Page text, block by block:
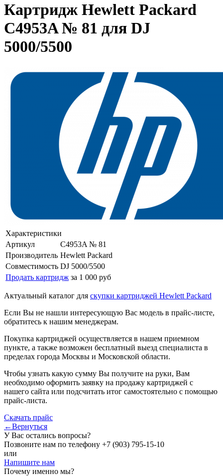
Картридж Hewlett Packard
C4953A № 81 для DJ
5000/5500
Характеристики
Артикул
C4953A № 81
Производитель Hewlett Packard
Совместимость DJ 5000/5500
Продать картридж за 1 000 руб
Актуальный каталог для скупки картриджей Hewlett Packard
Если Вы не нашли интересующую Вас модель в прайс-листе,
обратитесь к нашим менеджерам.
Покупка картриджей осуществляется в нашем приемном
пункте, а также возможен бесплатный выезд специалиста в
пределах города Москвы и Московской области.
Чтобы узнать какую сумму Вы получите на руки, Вам
необходимо оформить заявку на продажу картриджей с
нашего сайта или подсчитать итог самостоятельно с помощью
прайс-листа.
Скачать прайс
←Вернуться
У Вас остались вопросы?
Позвоните нам по телефону +7 (903) 795-15-10
или
Напишите нам
Почему именно мы?